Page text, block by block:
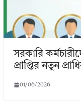
সরকারি
প্রাপ্তির নতুন
01/06/2026